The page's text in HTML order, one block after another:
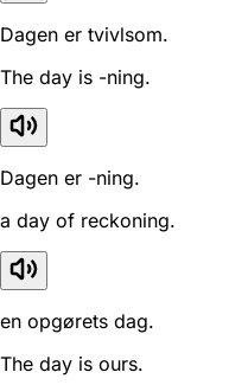
Dagen er tvivlsom.
The day is -ning.
Dagen er -ning.
a day of reckoning.
en opgørets dag.
The day is ours.